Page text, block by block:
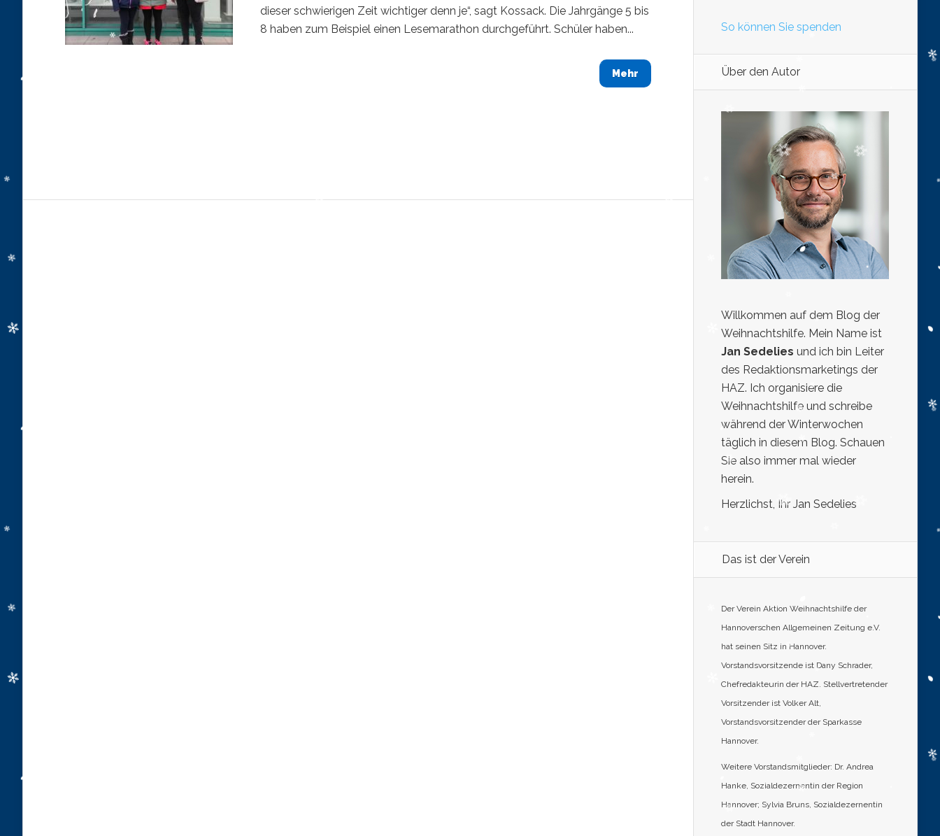
dieser schwierigen Zeit wichtiger denn je“, sagt Kossack. Die Jahrgänge 5 bis
8 haben zum Beispiel einen Lesemarathon durchgeführt. Schüler haben...
Mehr
So können Sie spenden
Über den Autor
Willkommen auf dem Blog der
Weihnachtshilfe. Mein Name ist
Jan Sedelies und ich bin Leiter
des Redaktionsmarketings der
HAZ. Ich organisiere die
Weihnachtshilfe und schreibe
während der Winterwochen
täglich in diesem Blog. Schauen
Sie also immer mal wieder
herein.
Herzlichst, Ihr Jan Sedelies
Das ist der Verein
Der Verein Aktion Weihnachtshilfe der
Hannoverschen Allgemeinen Zeitung e.V.
hat seinen Sitz in Hannover.
Vorstandsvorsitzende ist Dany Schrader,
Chefredakteurin der HAZ. Stellvertretender
Vorsitzender ist Volker Alt,
Vorstandsvorsitzender der Sparkasse
Hannover.
Weitere Vorstandsmitglieder: Dr. Andrea
Hanke, Sozialdezernentin der Region
Hannover; Sylvia Bruns, Sozialdezernentin
der Stadt Hannover.